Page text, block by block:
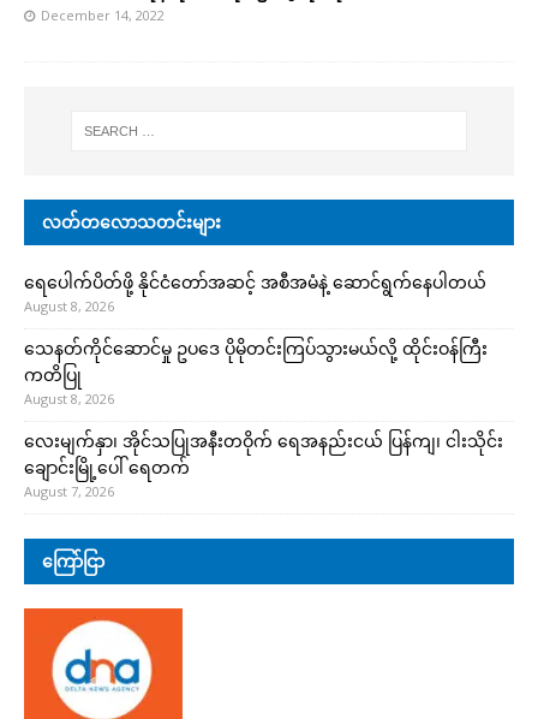
December 14, 2022
လတ်တလောသတင်းများ
ရေပေါက်ပိတ်ဖို့ နိုင်ငံတော်အဆင့် အစီအမံနဲ့ ဆောင်ရွက်နေပါတယ်
August 8, 2026
သေနတ်ကိုင်ဆောင်မှု ဥပဒေ ပိုမိုတင်းကြပ်သွားမယ်လို့ ထိုင်းဝန်ကြီး
ကတိပြု
August 8, 2026
လေးမျက်နှာ၊ အိုင်သပြုအနီးတဝိုက် ရေအနည်းငယ် ပြန်ကျ၊ ငါးသိုင်း
ချောင်းမြို့ပေါ် ရေတက်
August 7, 2026
ကြော်ငြာ